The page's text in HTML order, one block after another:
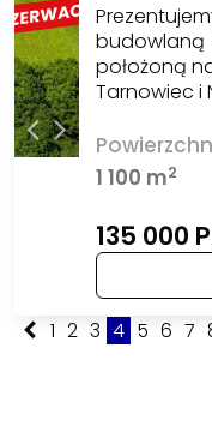
budowlaną
położoną
Tarnowiec i
1 100 m2
135 000
1 2 3 4 5 6 7